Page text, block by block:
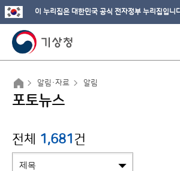
이 누리집은 대한민국 공식 전자정부 누리집입니
알림·자료 알림
포토뉴스
전체 1,681건